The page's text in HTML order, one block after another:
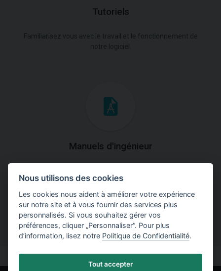
Tutoriels
Manuels d'ingénieur
théoriques et pratiques du fonctionnement des
programmes.
Nous utilisons des cookies
Les cookies nous aident à améliorer votre expérience
sur notre site et à vous fournir des services plus
personnalisés. Si vous souhaitez gérer vos
préférences, cliquer „Personnaliser“. Pour plus
d’information, lisez notre Politique de Confidentialité.
Tout accepter